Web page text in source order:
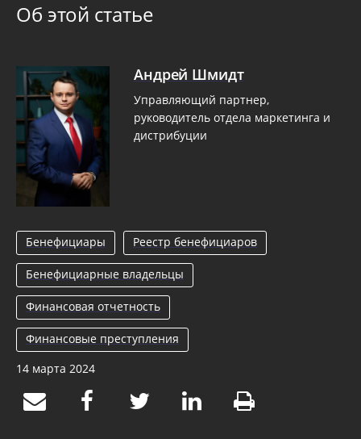
Об этой статье
Андрей Шмидт
Управляющий партнер,
руководитель отдела маркетинга и
дистрибуции
Бенефициары Реестр бенефициаров
Бенефициарные владельцы
Финансовая отчетность
Финансовые преступления
14 марта 2024